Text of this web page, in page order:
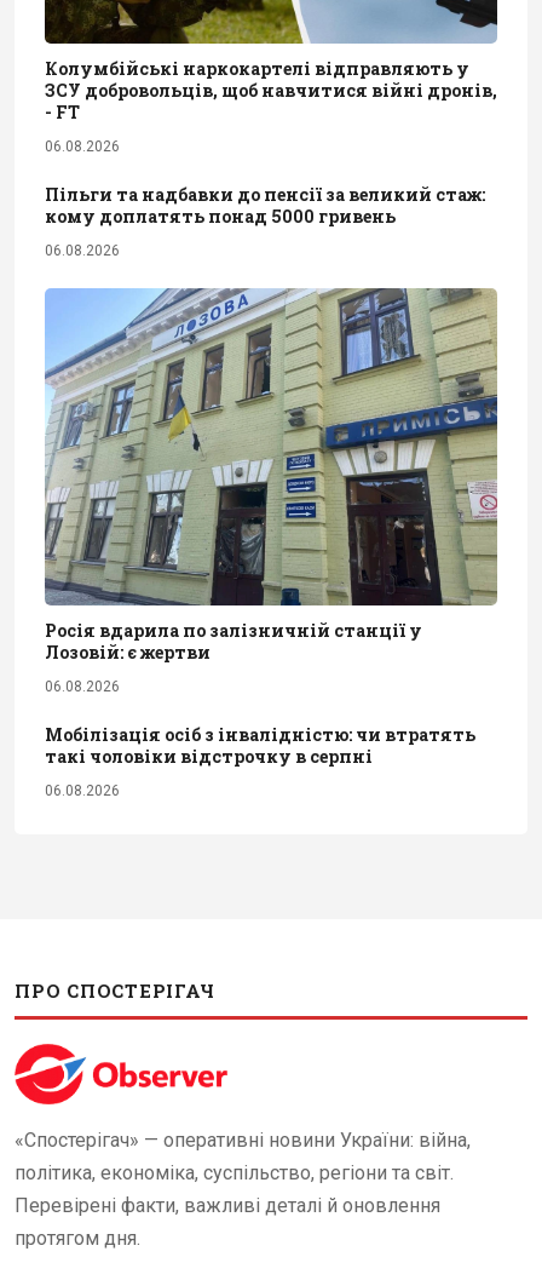
Колумбійські наркокартелі відправляють у
ЗСУ добровольців, щоб навчитися війні дронів,
- FT
06.08.2026
Пільги та надбавки до пенсії за великий стаж:
кому доплатять понад 5000 гривень
06.08.2026
Росія вдарила по залізничній станції у
Лозовій: є жертви
06.08.2026
Мобілізація осіб з інвалідністю: чи втратять
такі чоловіки відстрочку в серпні
06.08.2026
ПРО СПОСТЕРІГАЧ
«Спостерігач» — оперативні новини України: війна,
політика, економіка, суспільство, регіони та світ.
Перевірені факти, важливі деталі й оновлення
протягом дня.